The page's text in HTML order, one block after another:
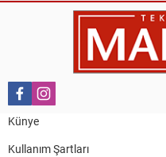
Nail Kazanç
10 Mart 2023
HAYDİ
TEKİRDAĞ İL
Künye
Kullanım Şartları